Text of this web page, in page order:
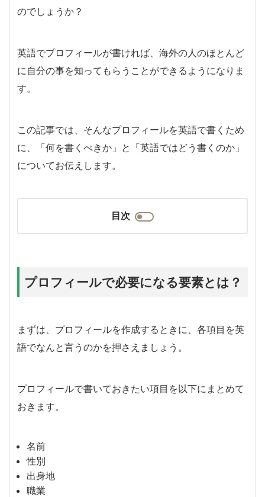
のでしょうか？
英語でプロフィールが書ければ、海外の人のほとんど
に自分の事を知ってもらうことができるようになりま
す。
この記事では、そんなプロフィールを英語で書くため
に、「何を書くべきか」と「英語ではどう書くのか」
についてお伝えします。
目次
プロフィールで必要になる要素とは？
まずは、プロフィールを作成するときに、各項目を英
語でなんと言うのかを押さえましょう。
プロフィールで書いておきたい項目を以下にまとめて
おきます。
名前
性別
出身地
職業